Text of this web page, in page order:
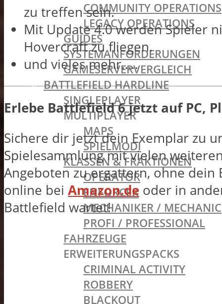
COMMUNITY OPERATIONS
LEGACY OPERATIONS
GUIDES
SYSTEMANFORDERUNGEN
GAMESERVERVERGLEICH
BATTLEFIELD HARDLINE
SINGLEPLAYER
MULTIPLAYER
MAPS
SPIELMODI
KLASSEN & FRAKTIONEN
OPERATOR
ENFORCER
MECHANIKER / MECHANIC
PROFI / PROFESSIONAL
FAHRZEUGE
ERWEITERUNGSPACKS
CRIMINAL ACTIVITY
ROBBERY
BLACKOUT
zu treffen sein.
Mit Update 4.0 werden Spieler
Hovercraft zu fliegen.
und vieles mehr…..
Erlebe Battlefield 6 jetzt auf PC,
Sichere dir jetzt dein Exemplar zu
Spielesammlung mit vielen
Angeboten zu ergattern, ohne
online bei Amazon.de oder in
Battlefield wartet!